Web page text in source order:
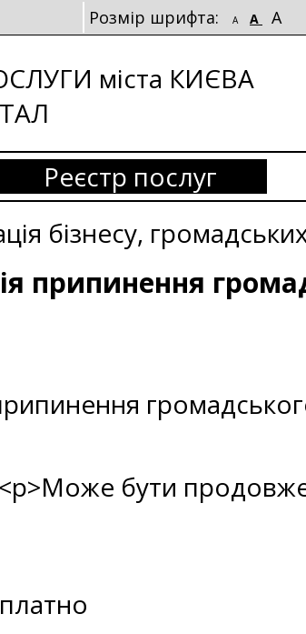
Розмір шрифта: A A A
міста КИЄВА
Реєстр послуг
бізнесу,
припинення
бути